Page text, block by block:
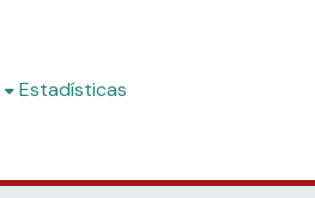
Estadísticas